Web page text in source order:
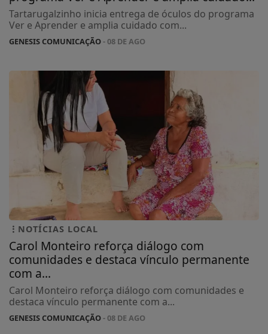
Tartarugalzinho inicia entrega de óculos do programa
Ver e Aprender e amplia cuidado com...
GENESIS COMUNICAÇÃO- 08 DE AGO
NOTÍCIAS LOCAL
Carol Monteiro reforça diálogo com
comunidades e destaca vínculo permanente
com a...
Carol Monteiro reforça diálogo com comunidades e
destaca vínculo permanente com a...
GENESIS COMUNICAÇÃO- 08 DE AGO